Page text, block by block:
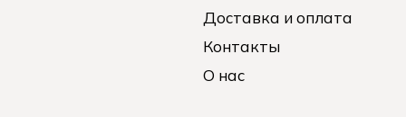
Доставка и оплата
Контакты
О нас